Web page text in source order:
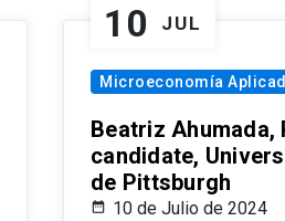
10 JUL
Microeconomía
Beatriz Ahumada,
candidate,
de Pittsburgh
10 de Julio de 2024